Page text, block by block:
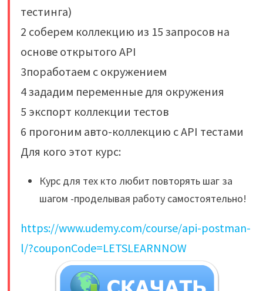
тестинга)
2 соберем коллекцию из 15 запросов на
основе открытого API
3поработаем с окружением
4 зададим переменные для окружения
5 экспорт коллекции тестов
6 прогоним авто-коллекцию с API тестами
Для кого этот курс:
Курс для тех кто любит повторять шаг за
шагом -проделывая работу самостоятельно!
https://www.udemy.com/course/api-postman-
l/?couponCode=LETSLEARNNOW